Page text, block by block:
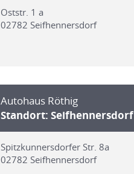
Oststr. 1 a
02782 Seifhennersdorf
Autohaus Röthig
Standort: Seifhennersdorf
Spitzkunnersdorfer Str. 8a
02782 Seifhennersdorf